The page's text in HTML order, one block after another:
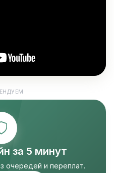
за 5 минут
очередей и переплат.